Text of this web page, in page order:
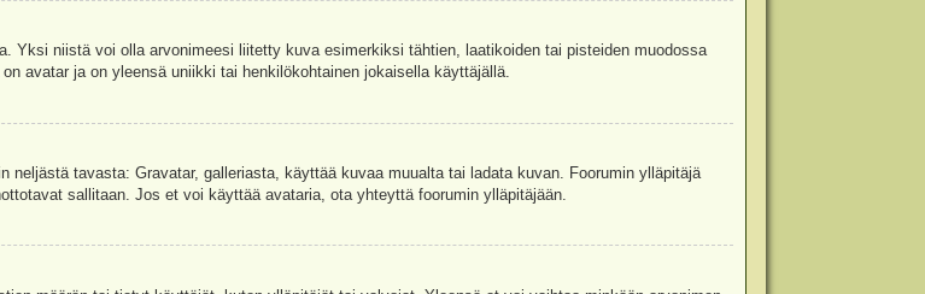
Yksi niistä voi olla arvonimeesi liitetty kuva esimerkiksi tähtien, laatikoiden tai pisteiden muodossa
avatar ja on yleensä uniikki tai henkilökohtainen jokaisella käyttäjällä.
neljästä tavasta: Gravatar, galleriasta, käyttää kuvaa muualta tai ladata kuvan. Foorumin ylläpitäjä
sallitaan. Jos et voi käyttää avataria, ota yhteyttä foorumin ylläpitäjään.